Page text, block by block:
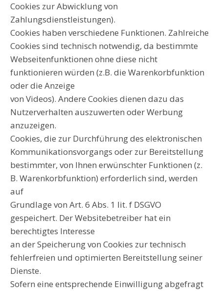
Cookies zur Abwicklung von
Zahlungsdienstleistungen).
Cookies haben verschiedene Funktionen. Zahlreiche
Cookies sind technisch notwendig, da bestimmte
Webseitenfunktionen ohne diese nicht
funktionieren würden (z.B. die Warenkorbfunktion
oder die Anzeige
von Videos). Andere Cookies dienen dazu das
Nutzerverhalten auszuwerten oder Werbung
anzuzeigen.
Cookies, die zur Durchführung des elektronischen
Kommunikationsvorgangs oder zur Bereitstellung
bestimmter, von Ihnen erwünschter Funktionen (z.
B. Warenkorbfunktion) erforderlich sind, werden
auf
Grundlage von Art. 6 Abs. 1 lit. f DSGVO
gespeichert. Der Websitebetreiber hat ein
berechtigtes Interesse
an der Speicherung von Cookies zur technisch
fehlerfreien und optimierten Bereitstellung seiner
Dienste.
Sofern eine entsprechende Einwilligung abgefragt